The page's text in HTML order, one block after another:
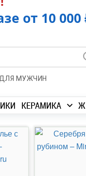
от 10 000
ДЛЯ МУЖЧИН
КЕРАМИКА